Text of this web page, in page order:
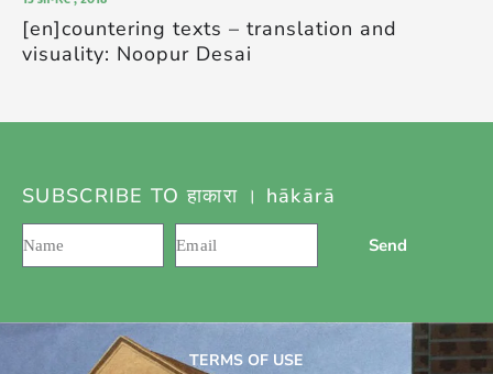
[en]countering texts – translation and
visuality: Noopur Desai
SUBSCRIBE TO हाकारा । hākārā
Send
TERMS OF USE